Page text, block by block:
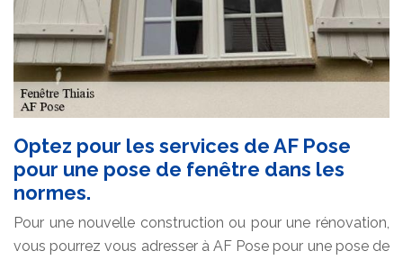
Optez pour les services de AF Pose
pour une pose de fenêtre dans les
normes.
Pour une nouvelle construction ou pour une rénovation,
vous pourrez vous adresser à AF Pose pour une pose de